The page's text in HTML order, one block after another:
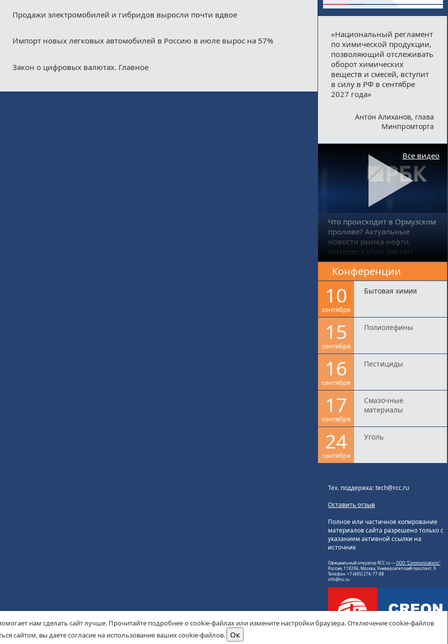
Продажи электромобилей и гибридов выросли почти вдвое
Импорт новых легковых автомобилей в Россию в июле вырос на 57%
Закон о цифровых валютах. Главное
«Национальный регламент
по химической продукции,
позволяющий отслеживать
оборот химических
веществ и смесей, вступит
в силу в РФ в сентябре
2027 года»
Антон Алиханов, глава
Минпромторга
Что происходит в Ормузском
проливе? Актуальные
новости рынка нефти.
Интерес к углю растёт?
Все видео
Конференции
10
сентября
Бытовая химия
15
сентября
Полиолефины
16
сентября
Пестициды
17
сентября
Смазочные
материалы
24
сентября
Уголь
Тех. поддержка: tech@rcc.ru
Оставить отзыв
Полное или частичное копирование
материалов сайта разрешено только с
указанием активной ссылки на
источник
Официальный оператор RCC.ru —ООО "Communicationz"
Россия, 119296, Москва, Университетский проспект, 9
Телефон: +7 (495) 276-77-88
info@rcc.ru
нам сделать сайт лучше. Прочитайте подробнее о cookie-файлах или измените настройки браузера. Отключение cookie-файлов
сайтом, вы даете согласие на использование ваших cookie-файлов.